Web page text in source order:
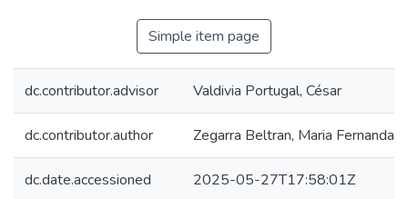
Simple item page
dc.contributor.advisor Valdivia Portugal, César
dc.contributor.author Zegarra Beltran, Maria Fernanda
dc.date.accessioned 2025-05-27T17:58:01Z